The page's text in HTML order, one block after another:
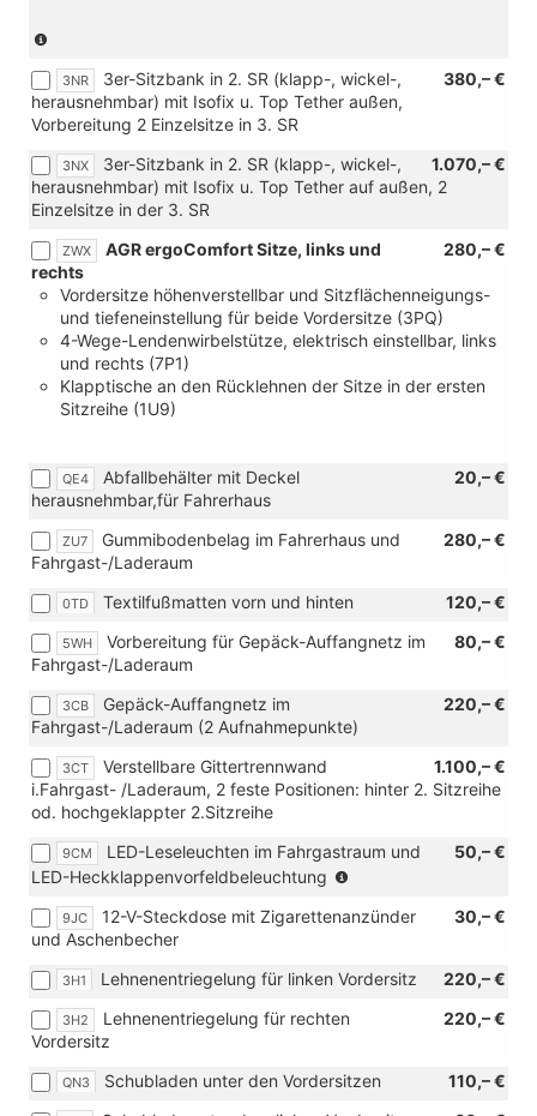
2.Sitzr.)
Verbindung
mit
TDI
und
[7E0]
Ohne
Wärmespeicher/Zusatzheizung)
3NR 380,– €
3er-Sitzbank in 2. SR (klapp-, wickel-,
herausnehmbar) mit Isofix u. Top Tether außen,
Vorbereitung 2 Einzelsitze in 3. SR
3NX 1.070,– €
3er-Sitzbank in 2. SR (klapp-, wickel-,
herausnehmbar) mit Isofix u. Top Tether auf außen, 2
Einzelsitze in der 3. SR
ZWX 280,– €
AGR ergoComfort Sitze, links und
rechts
Vordersitze höhenverstellbar und Sitzflächenneigungs-
und tiefeneinstellung für beide Vordersitze (3PQ)
4-Wege-Lendenwirbelstütze, elektrisch einstellbar, links
und rechts (7P1)
Klapptische an den Rücklehnen der Sitze in der ersten
Sitzreihe (1U9)
QE4 20,– €
Abfallbehälter mit Deckel
herausnehmbar,für Fahrerhaus
ZU7 280,– €
Gummibodenbelag im Fahrerhaus und
Fahrgast-/Laderaum
0TD 120,– €
Textilfußmatten vorn und hinten
5WH 80,– €
Vorbereitung für Gepäck-Auffangnetz im
Fahrgast-/Laderaum
3CB 220,– €
Gepäck-Auffangnetz im
Fahrgast-/Laderaum (2 Aufnahmepunkte)
3CT 1.100,– €
Verstellbare Gittertrennwand
i.Fahrgast- /Laderaum, 2 feste Positionen: hinter 2. Sitzreihe
od. hochgeklappter 2.Sitzreihe
9CM 50,– €
LED-Leseleuchten im Fahrgastraum und
LED-Heckklappenvorfeldbeleuchtung
Verbindung
Heckflügeltüren
Fensterausschnitten,
geteilt)
9JC 30,– €
12-V-Steckdose mit Zigarettenanzünder
und Aschenbecher
3H1 220,– €
Lehnenentriegelung für linken Vordersitz
3H2 220,– €
Lehnenentriegelung für rechten
Vordersitz
QN3 110,– €
Schubladen unter den Vordersitzen